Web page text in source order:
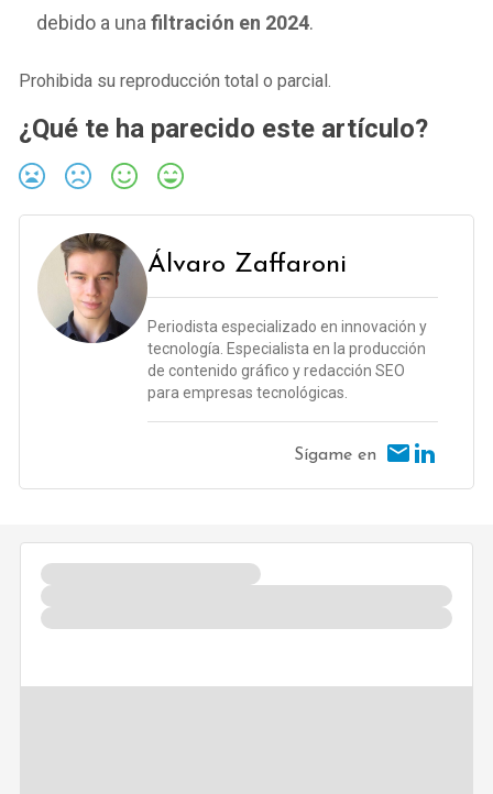
debido a unafiltración en 2024.
Prohibida su reproducción total o parcial.
¿Qué te ha parecido este artículo?
Álvaro Zaffaroni
Periodista especializado en innovación y
tecnología. Especialista en la producción
de contenido gráfico y redacción SEO
para empresas tecnológicas.
Sígame en